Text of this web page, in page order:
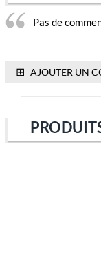
Pas de
⊞ AJOUTER UN